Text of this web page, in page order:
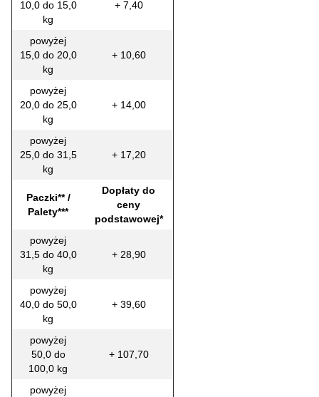
10,0 do 15,0
kg
+ 7,40
powyżej
15,0 do 20,0
kg
+ 10,60
powyżej
20,0 do 25,0
kg
+ 14,00
powyżej
25,0 do 31,5
kg
+ 17,20
Paczki** /
Palety***
Dopłaty do
ceny
podstawowej*
powyżej
31,5 do 40,0
kg
+ 28,90
powyżej
40,0 do 50,0
kg
+ 39,60
powyżej
50,0 do
100,0 kg
+ 107,70
powyżej